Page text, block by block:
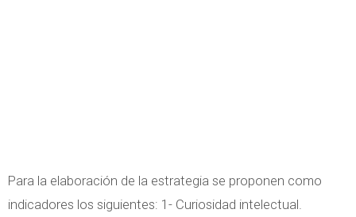
Para la elaboración de la estrategia se proponen como
indicadores los siguientes: 1- Curiosidad intelectual.